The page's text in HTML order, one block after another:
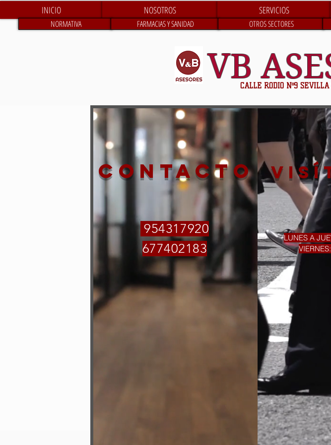
INICIO NOSOTROS SERVICIOS
NORMATIVA FARMACIAS Y SANIDAD OTROS SECTORES
VBCALLE RODIO Nº9
contacto
954317920
677402183
LUNES A